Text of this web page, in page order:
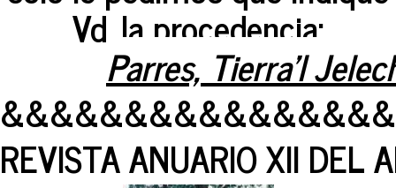
Vd. la procedencia:
Parres, Tierra'l
REVISTA ANUARIO XII DEL